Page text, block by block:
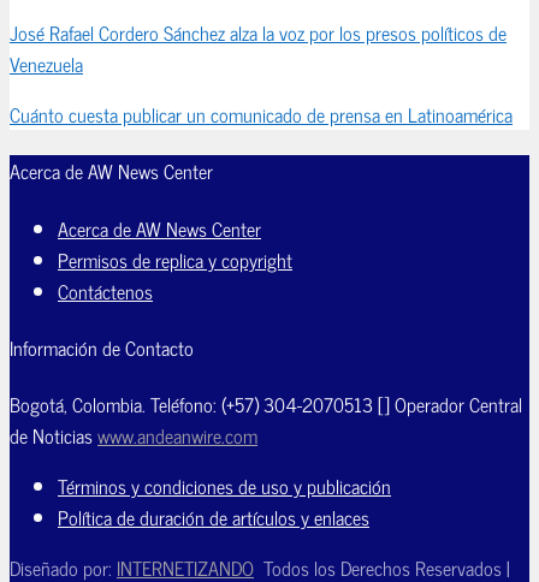
José Rafael Cordero Sánchez alza la voz por los presos políticos de
Venezuela
Cuánto cuesta publicar un comunicado de prensa en Latinoamérica
Acerca de AW News Center
Acerca de AW News Center
Permisos de replica y copyright
Contáctenos
Información de Contacto
Bogotá, Colombia. Teléfono: (+57) 304-2070513 [] Operador Central
de Noticiaswww.andeanwire.com
Términos y condiciones de uso y publicación
Política de duración de artículos y enlaces
Diseñado por: INTERNETIZANDO Todos los Derechos Reservados |